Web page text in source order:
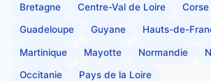
Bretagne Centre-Val de Loire Corse
Guadeloupe Guyane Hauts-de-
Martinique Mayotte Normandie
Occitanie Pays de la Loire